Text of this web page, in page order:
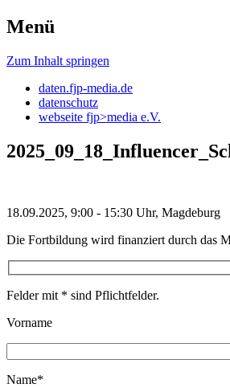
Menü
Zum Inhalt springen
daten.fjp-media.de
datenschutz
webseite fjp>media e.V.
18.09.2025, 9:00 - 15:30 Uhr, Magdeburg
Die Fortbildung wird finanziert durch das
Felder mit * sind Pflichtfelder.
Vorname
Name*